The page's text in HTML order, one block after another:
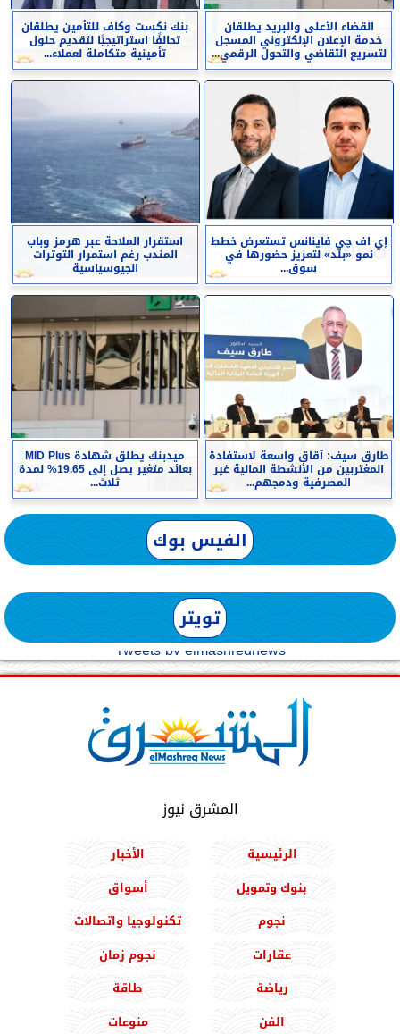
القضاء الأعلى والبريد يطلقان
خدمة الإعلان الإلكتروني المسجل
لتسريع التقاضي والتحول الرقمي...
بنك نكست وكاف للتأمين يطلقان
تحالفًا استراتيجيًا لتقديم حلول
تأمينية متكاملة لعملاء...
إي اف چي فاينانس تستعرض خطط
نمو «بلد» لتعزيز حضورها في
سوق...
استقرار الملاحة عبر هرمز وباب
المندب رغم استمرار التوترات
الجيوسياسية
طارق سيف: آقاق واسعة لاستفادة
المغتربين من الأنشطة المالية غير
المصرفية ودمجهم...
ميدبنك يطلق شهادة MID Plus
بعائد متغير يصل إلى 19.65% لمدة
ثلاث...
الفيس بوك
تويتر
Tweets by elmashreqnews
المشرق نيوز
الرئيسية
الأخبار
بنوك وتمويل
أسواق
نجوم
تكنولوجيا واتصالات
عقارات
نجوم زمان
رياضة
طاقة
الفن
منوعات